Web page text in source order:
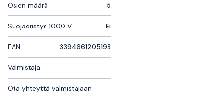
Osien määrä 5
Suojaeristys 1000 V Ei
EAN 3394661205193
Valmistaja
Ota yhteyttä valmistajaan